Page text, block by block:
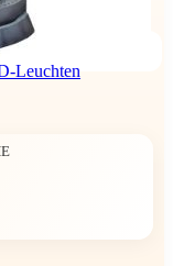
Leuchten